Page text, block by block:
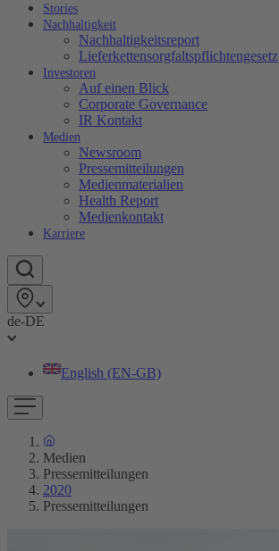
Stories
Nachhaltigkeit
Nachhaltigkeitsreport
Lieferkettensorgfaltspflichtengesetz
Investoren
Auf einen Blick
Corporate Governance
IR Kontakt
Medien
Newsroom
Pressemitteilungen
Medienmaterialien
Health Report
Medienkontakt
Karriere
de-DE
English (EN-GB)
Medien
Pressemitteilungen
2020
Pressemitteilungen